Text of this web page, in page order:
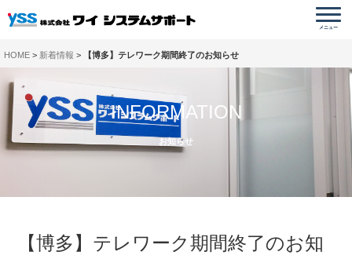
メニュー
HOME 新着情報 【博多】テレワーク期間終了のお知らせ
INFORMATION
お知らせ
【博多】テレワーク期間終了のお知